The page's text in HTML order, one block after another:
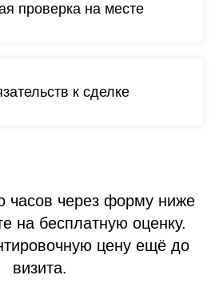
проверка на месте
к сделке
часов через форму ниже
на бесплатную оценку.
цену ещё до
визита.